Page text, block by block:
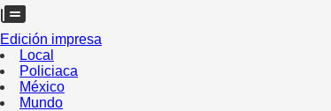
Edición impresa
Local
Policiaca
México
Mundo